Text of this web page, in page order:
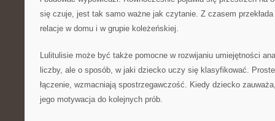
się czuje, jest tak samo ważne jak czytanie. Z czasem
relacje w domu i w grupie koleżeńskiej.
Lulitulisie może być także pomocne w rozwijaniu umiejętności
liczby, ale o sposób, w jaki dziecko uczy się klasyfikować.
łączenie, wzmacniają spostrzegawczość. Kiedy dziecko
jego motywacja do kolejnych prób.